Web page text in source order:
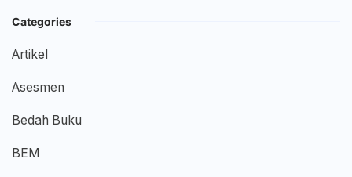
Categories
Artikel
Asesmen
Bedah Buku
BEM